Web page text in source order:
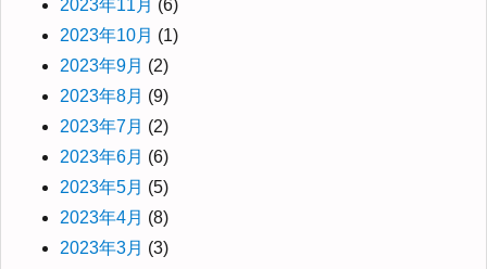
2023年11月 (6)
2023年10月 (1)
2023年9月 (2)
2023年8月 (9)
2023年7月 (2)
2023年6月 (6)
2023年5月 (5)
2023年4月 (8)
2023年3月 (3)